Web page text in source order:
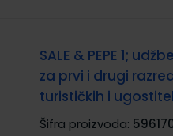
SALE & PEPE 1;
za prvi i drugi
turističkih i
Šifra proizvoda: